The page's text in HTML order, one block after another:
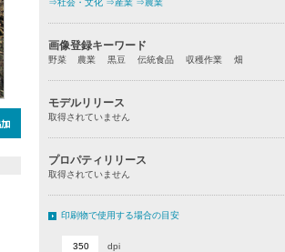
⇒社会・文化 ⇒産業 ⇒農業
画像登録キーワード
野菜 農業 黒豆 伝統食品 収穫作業 畑
モデルリリース
取得されていません
プロパティリリース
取得されていません
印刷物で使用する場合の目安
dpi